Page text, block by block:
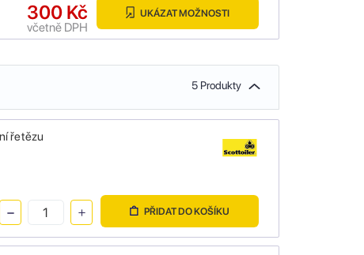
300 Kč
včetně DPH
UKÁZAT MOŽNOSTI
5 Produkty
řetězu
PŘIDAT DO KOŠÍKU